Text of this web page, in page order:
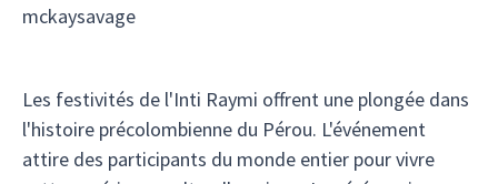
mckaysavage
Les festivités de l'Inti Raymi offrent une plongée dans
l'histoire précolombienne du Pérou. L'événement
attire des participants du monde entier pour vivre